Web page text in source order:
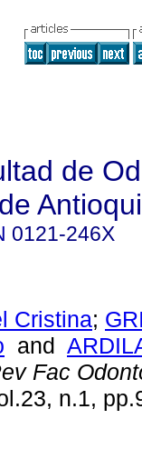
de
0121-246X
Cristina;
and
Fac
n.1,